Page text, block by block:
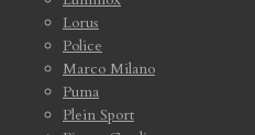
Lorus
Police
Marco Milano
Puma
Plein Sport